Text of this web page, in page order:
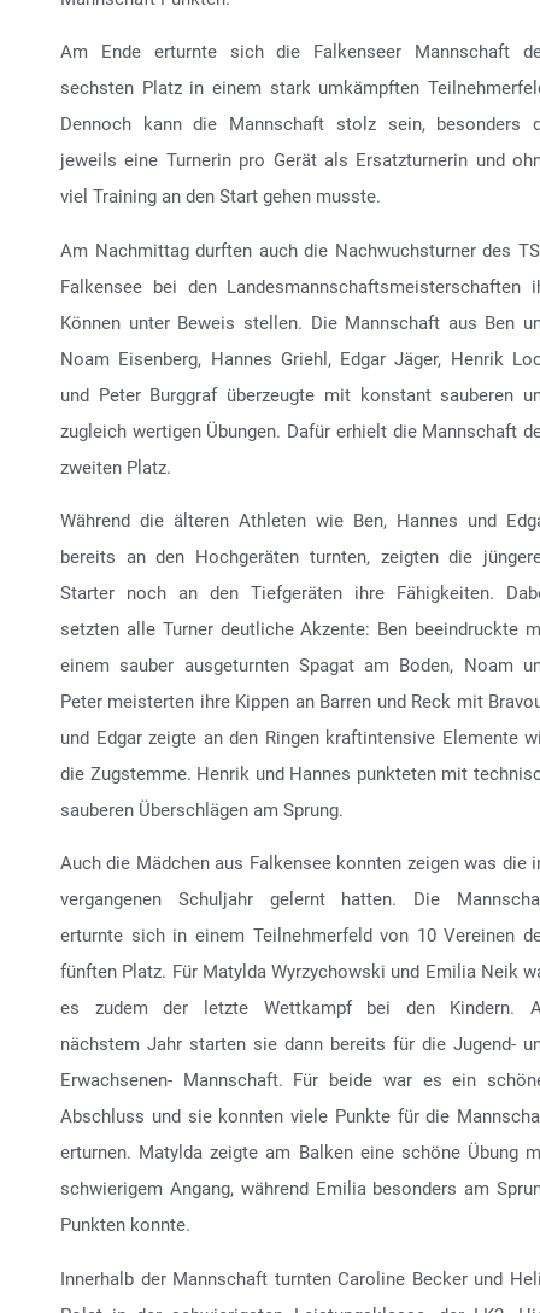
Am Ende erturnte sich die Falkenseer Mannschaft
sechsten Platz in einem stark umkämpften
Dennoch kann die Mannschaft stolz sein, besonders
jeweils eine Turnerin pro Gerät als Ersatzturnerin und
viel Training an den Start gehen musste.
Am Nachmittag durften auch die Nachwuchsturner des
Falkensee bei den Landesmannschaftsmeisterschaften
Können unter Beweis stellen. Die Mannschaft aus Ben
Noam Eisenberg, Hannes Griehl, Edgar Jäger, Henrik
und Peter Burggraf überzeugte mit konstant sauberen
zugleich wertigen Übungen. Dafür erhielt die Mannschaft
zweiten Platz.
Während die älteren Athleten wie Ben, Hannes und
bereits an den Hochgeräten turnten, zeigten die
Starter noch an den Tiefgeräten ihre Fähigkeiten.
setzten alle Turner deutliche Akzente: Ben beeindruckte
einem sauber ausgeturnten Spagat am Boden, Noam
Peter meisterten ihre Kippen an Barren und Reck mit
und Edgar zeigte an den Ringen kraftintensive Elemente
die Zugstemme. Henrik und Hannes punkteten mit
sauberen Überschlägen am Sprung.
Auch die Mädchen aus Falkensee konnten zeigen was die
vergangenen Schuljahr gelernt hatten. Die
erturnte sich in einem Teilnehmerfeld von 10 Vereinen
fünften Platz. Für Matylda Wyrzychowski und Emilia Neik
es zudem der letzte Wettkampf bei den Kindern.
nächstem Jahr starten sie dann bereits für die Jugend-
Erwachsenen- Mannschaft. Für beide war es ein
Abschluss und sie konnten viele Punkte für die
erturnen. Matylda zeigte am Balken eine schöne Übung
schwierigem Angang, während Emilia besonders am
Punkten konnte.
Innerhalb der Mannschaft turnten Caroline Becker und